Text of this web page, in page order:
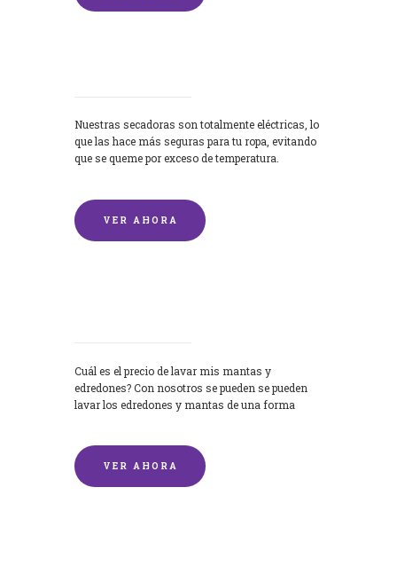
Nuestras secadoras son totalmente eléctricas, lo
que las hace más seguras para tu ropa, evitando
que se queme por exceso de temperatura.
VER AHORA
Cuál es el precio de lavar mis mantas y
edredones? Con nosotros se pueden se pueden
lavar los edredones y mantas de una forma
VER AHORA